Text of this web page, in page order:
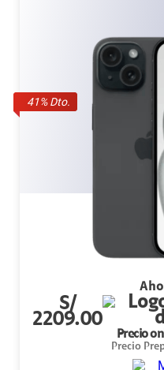
41% Dto.
S/
2209.00
Precio
Precio